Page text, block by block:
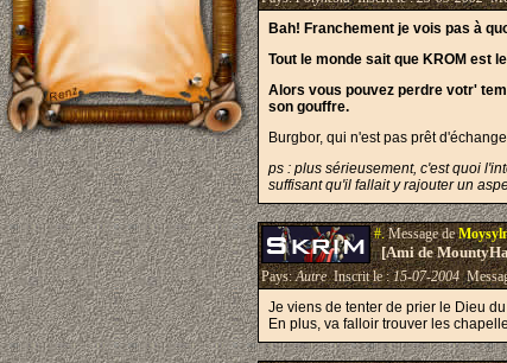
Bah! Franchement je vois pas à
Tout le monde sait que KROM est
Alors vous pouvez perdre votr'
son gouffre.
Burgbor, qui n'est pas prêt
ps : plus sérieusement, c'est quoi
suffisant qu'il fallait y rajouter un
#.Message de
[Ami de
Pays:AutreInscrit le :15-07-2004
Je viens de tenter de prier le Dieu
En plus, va falloir trouver les